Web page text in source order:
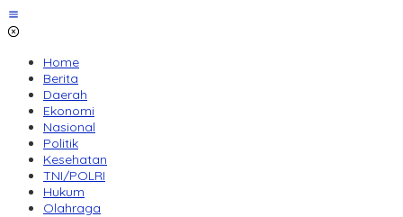
Lewati
ke
Home
Berita
Daerah
Ekonomi
Nasional
Politik
Kesehatan
TNI/POLRI
Hukum
Olahraga